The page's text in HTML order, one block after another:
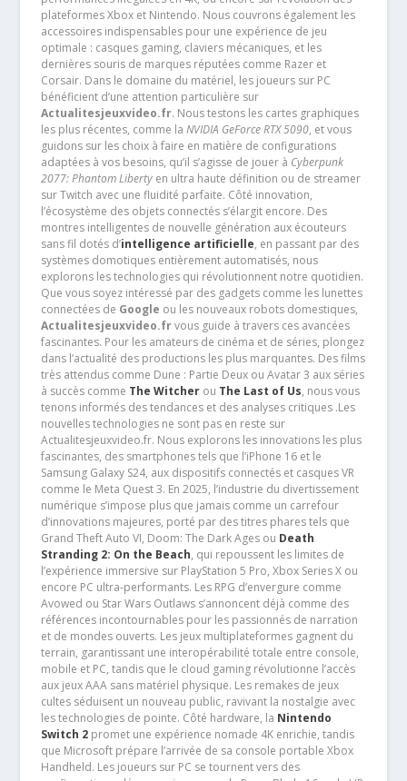
plateformes Xbox et Nintendo. Nous couvrons également les
accessoires indispensables pour une expérience de jeu
optimale : casques gaming, claviers mécaniques, et les
dernières souris de marques réputées comme Razer et
Corsair. Dans le domaine du matériel, les joueurs sur PC
bénéficient d’une attention particulière sur
Actualitesjeuxvideo.fr. Nous testons les cartes graphiques
les plus récentes, comme la NVIDIA GeForce RTX 5090, et vous
guidons sur les choix à faire en matière de configurations
adaptées à vos besoins, qu’il s’agisse de jouer à Cyberpunk
2077: Phantom Libertyen ultra haute définition ou de streamer
sur Twitch avec une fluidité parfaite. Côté innovation,
l’écosystème des objets connectés s’élargit encore. Des
montres intelligentes de nouvelle génération aux écouteurs
sans fil dotés d’intelligence artificielle, en passant par des
systèmes domotiques entièrement automatisés, nous
explorons les technologies qui révolutionnent notre quotidien.
Que vous soyez intéressé par des gadgets comme les lunettes
connectées de Google ou les nouveaux robots domestiques,
Actualitesjeuxvideo.frvous guide à travers ces avancées
fascinantes. Pour les amateurs de cinéma et de séries, plongez
dans l’actualité des productions les plus marquantes. Des films
très attendus comme Dune : Partie Deux ou Avatar 3 aux séries
à succès comme The Witcherou The Last of Us, nous vous
tenons informés des tendances et des analyses critiques .Les
nouvelles technologies ne sont pas en reste sur
Actualitesjeuxvideo.fr. Nous explorons les innovations les plus
fascinantes, des smartphones tels que l’iPhone 16 et le
Samsung Galaxy S24, aux dispositifs connectés et casques VR
comme le Meta Quest 3. En 2025, l’industrie du divertissement
numérique s’impose plus que jamais comme un carrefour
d’innovations majeures, porté par des titres phares tels que
Grand Theft Auto VI, Doom: The Dark Ages ou Death
Stranding 2: On the Beach, qui repoussent les limites de
l’expérience immersive sur PlayStation 5 Pro, Xbox Series X ou
encore PC ultra-performants. Les RPG d’envergure comme
Avowed ou Star Wars Outlaws s’annoncent déjà comme des
références incontournables pour les passionnés de narration
et de mondes ouverts. Les jeux multiplateformes gagnent du
terrain, garantissant une interopérabilité totale entre console,
mobile et PC, tandis que le cloud gaming révolutionne l’accès
aux jeux AAA sans matériel physique. Les remakes de jeux
cultes séduisent un nouveau public, ravivant la nostalgie avec
les technologies de pointe. Côté hardware, la Nintendo
Switch 2promet une expérience nomade 4K enrichie, tandis
que Microsoft prépare l’arrivée de sa console portable Xbox
Handheld. Les joueurs sur PC se tournent vers des